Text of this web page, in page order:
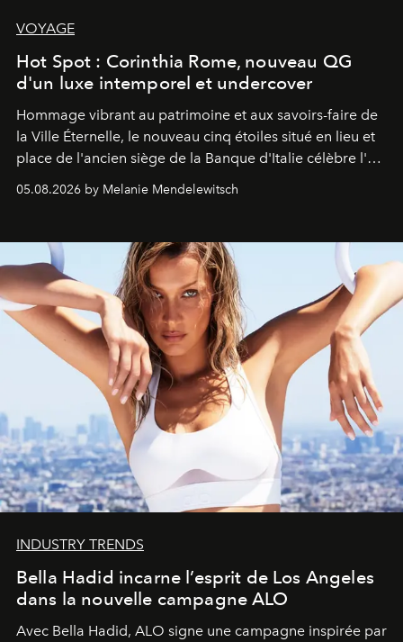
VOYAGE
Hot Spot : Corinthia Rome, nouveau QG
d'un luxe intemporel et undercover
Hommage vibrant au patrimoine et aux savoirs-faire de
la Ville Éternelle, le nouveau cinq étoiles situé en lieu et
place de l'ancien siège de la Banque d'Italie célèbre l'art
05.08.2026 by Melanie Mendelewitsch
INDUSTRY TRENDS
Bella Hadid incarne l’esprit de Los Angeles
dans la nouvelle campagne ALO
Avec Bella Hadid, ALO signe une campagne inspirée par